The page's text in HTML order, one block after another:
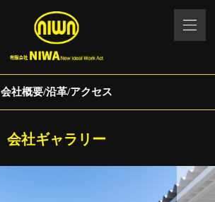
会社概要/沿革/アクセス
会社ギャラリー